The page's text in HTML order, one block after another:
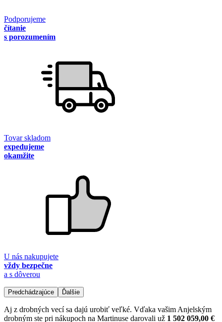
Podporujeme
čítanie
s porozumením
Tovar skladom
expedujeme
okamžite
U nás nakupujete
vždy bezpečne
a s dôverou
Predchádzajúce Ďalšie
Aj z drobných vecí sa dajú urobiť veľké. Vďaka vašim Anjelským
drobným ste pri nákupoch na Martinuse darovali už 1 502 059,00 €